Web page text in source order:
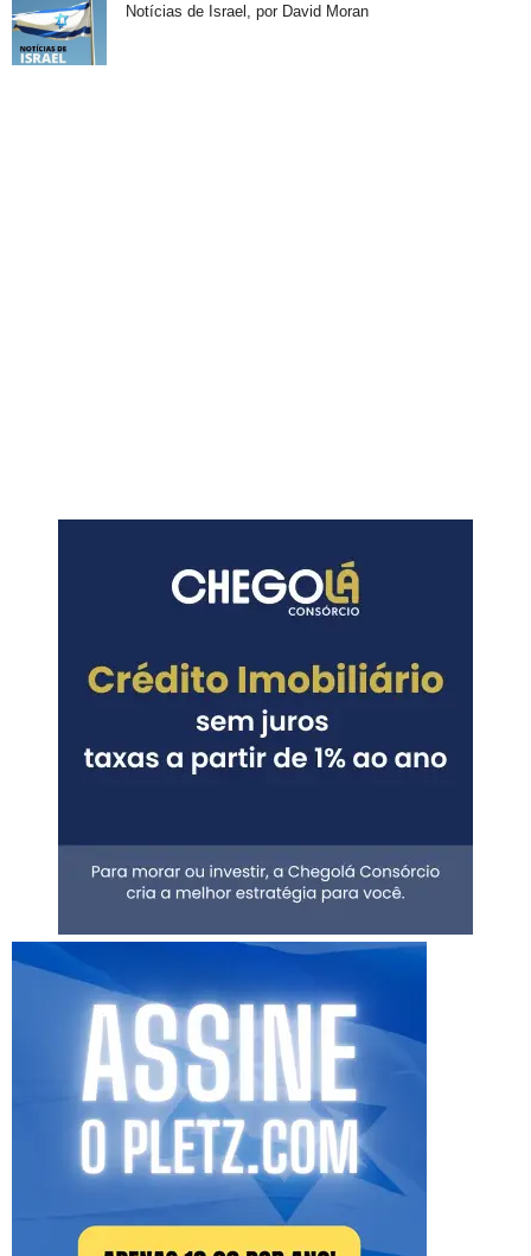
Notícias de Israel, por David Moran